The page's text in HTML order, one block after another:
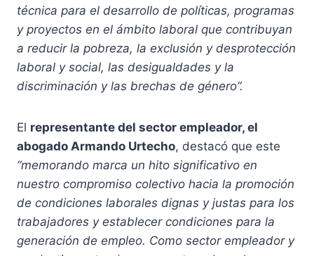
técnica para el desarrollo de políticas, programas
y proyectos en el ámbito laboral que contribuyan
a reducir la pobreza, la exclusión y desprotección
laboral y social, las desigualdades y la
discriminación y las brechas de género”.
El representante del sector empleador, el
abogado Armando Urtecho, destacó que este
“memorando marca un hito significativo en
nuestro compromiso colectivo hacia la promoción
de condiciones laborales dignas y justas para los
trabajadores y establecer condiciones para la
generación de empleo. Como sector empleador y